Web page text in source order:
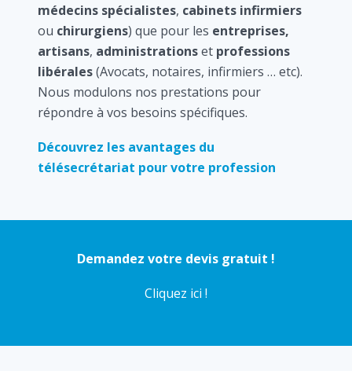
médecins spécialistes, cabinets infirmiers
ou chirurgiens) que pour les entreprises,
artisans, administrationset professions
libérales(Avocats, notaires, infirmiers … etc).
Nous modulons nos prestations pour
répondre à vos besoins spécifiques.
Découvrez les avantages du
télésecrétariat pour votre profession
Demandez votre devis gratuit !
Cliquez ici !